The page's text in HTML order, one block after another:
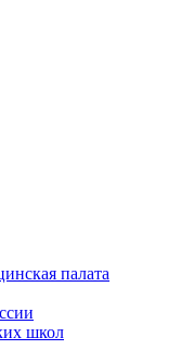
палата
школ